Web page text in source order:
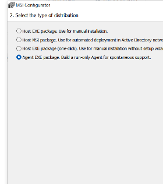
Cloud & Τοπική Εγκατάσταση